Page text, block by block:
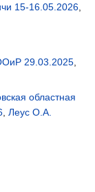
15-16.05.2026
29.03.2025
областная
Леус О.А.